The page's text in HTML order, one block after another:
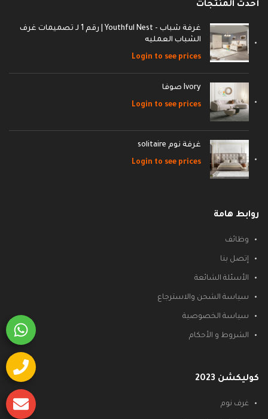
أحدث المنتجات
غرفة شباب - Youthful Nest | رقم 1 لـ تصميمات غرف
الشباب العمليه
Login to see prices
Ivory صوفا
Login to see prices
غرفة نوم solitaire
Login to see prices
روابط هامة
وظائف
إتصل بنا
الأسئلة الشائعة
سياسة الشحن والاسترجاع
سياسة الخصوصية
الشروط و الأحكام
كوليكشن 2023
غرف نوم